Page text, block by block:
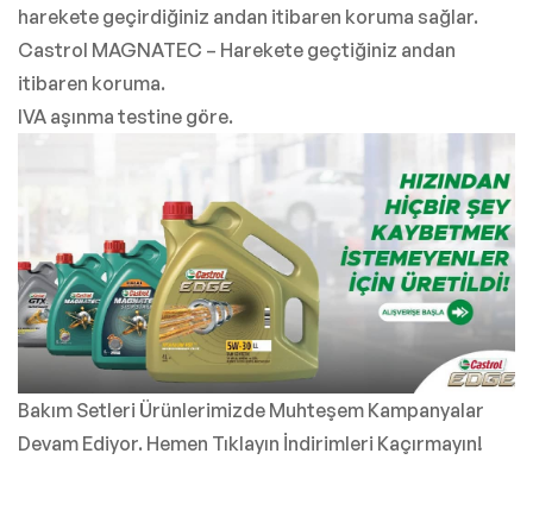
harekete geçirdiğiniz andan itibaren koruma sağlar.
Castrol MAGNATEC – Harekete geçtiğiniz andan
itibaren koruma.
IVA aşınma testine göre.
Bakım Setleri Ürünlerimizde Muhteşem Kampanyalar
Devam Ediyor. Hemen Tıklayın İndirimleri Kaçırmayın!